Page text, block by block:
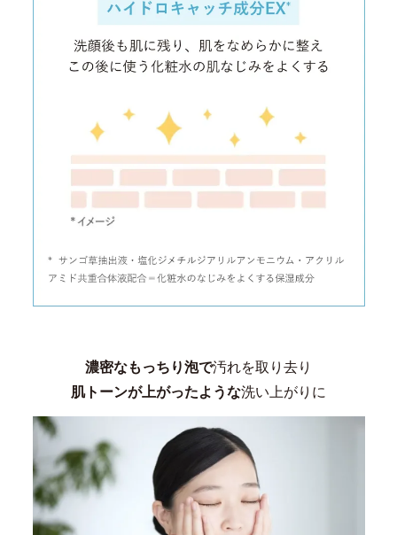
濃密なもっちり泡で汚れを取り去り
肌トーンが上がったような洗い上がりに